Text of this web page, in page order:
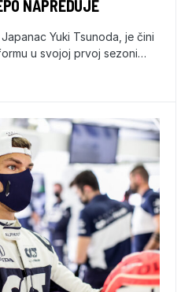
NAPREDUJE
Yuki Tsunoda, je čini
u svojoj prvoj sezoni…